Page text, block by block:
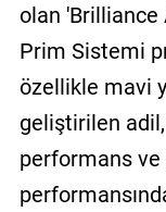
olan 'Brilliance
Prim Sistemi
özellikle mavi
geliştirilen
performans